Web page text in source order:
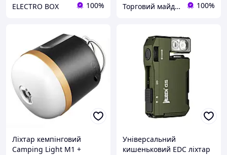
ELECTRO BOX 100% Торговий майданчик Агропродукт 100%
Ліхтар кемпінговий
Camping Light M1 +
Універсальний
кишеньковий EDC ліхтар